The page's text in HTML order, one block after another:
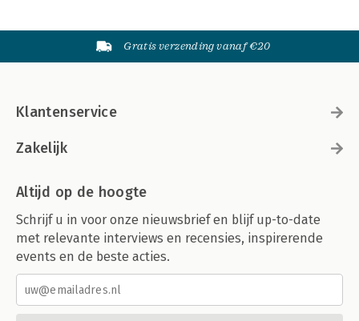
Gratis verzending vanaf €20
Klantenservice
Zakelijk
Altijd op de hoogte
Schrijf u in voor onze nieuwsbrief en blijf up-to-date
met relevante interviews en recensies, inspirerende
events en de beste acties.